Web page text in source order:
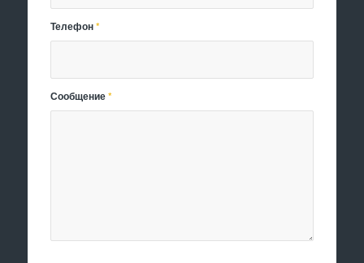
Телефон*
Сообщение*